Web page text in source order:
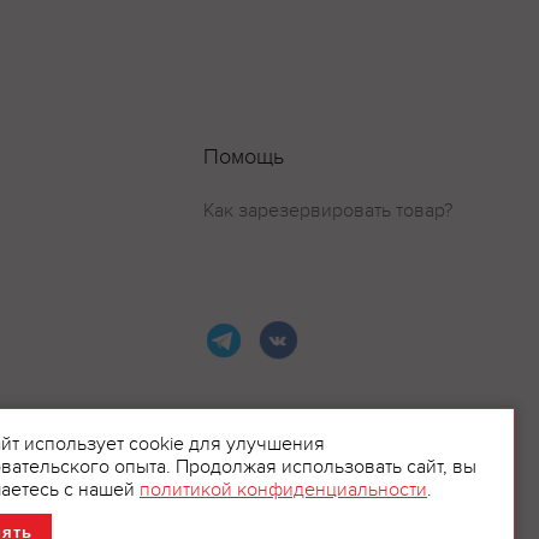
Помощь
Как зарезервировать товар?
использует cookie для улучшения
опыта. Продолжая использовать сайт, вы
с нашей политикой конфиденциальности.